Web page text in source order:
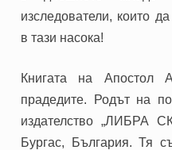
изследователи, които
в тази насока!
Книгата на Апостол
прадедите. Родът на
издателство „ЛИБРА
Бургас, България. Тя